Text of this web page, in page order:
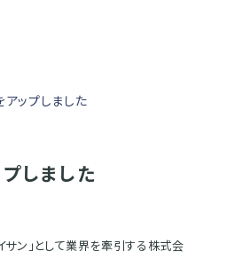
ップしました
しました
サン」として業界を牽引する株式会